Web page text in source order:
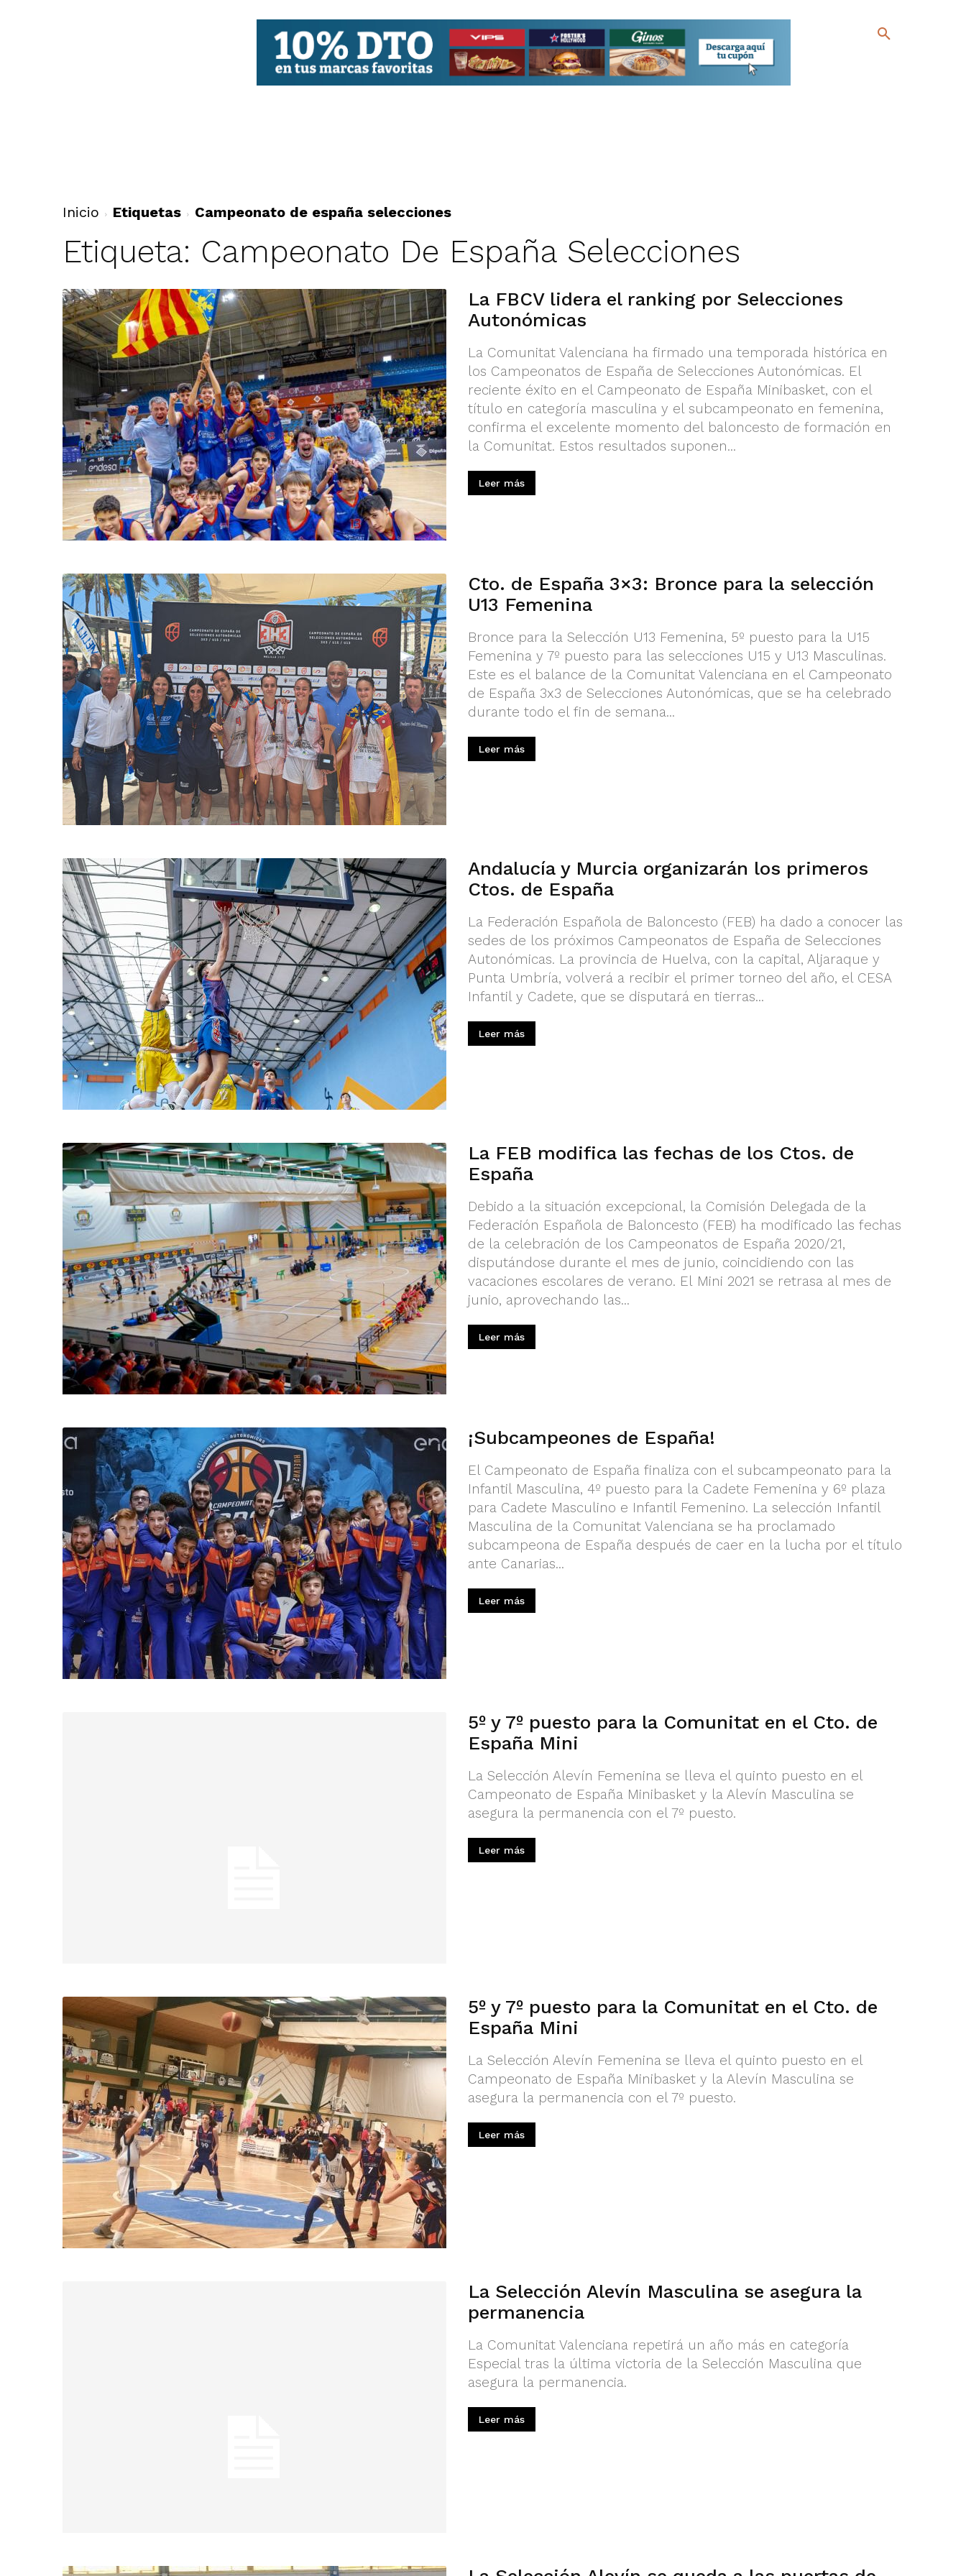
Inicio Etiquetas Campeonato de españa selecciones
Etiqueta: Campeonato De España Selecciones
La FBCV lidera el ranking por Selecciones
Autonómicas
La Comunitat Valenciana ha firmado una temporada histórica en
los Campeonatos de España de Selecciones Autonómicas. El
reciente éxito en el Campeonato de España Minibasket, con el
título en categoría masculina y el subcampeonato en femenina,
confirma el excelente momento del baloncesto de formación en
la Comunitat. Estos resultados suponen...
Leer más
Cto. de España 3×3: Bronce para la selección
U13 Femenina
Bronce para la Selección U13 Femenina, 5º puesto para la U15
Femenina y 7º puesto para las selecciones U15 y U13 Masculinas.
Este es el balance de la Comunitat Valenciana en el Campeonato
de España 3x3 de Selecciones Autonómicas, que se ha celebrado
durante todo el fin de semana...
Leer más
Andalucía y Murcia organizarán los primeros
Ctos. de España
La Federación Española de Baloncesto (FEB) ha dado a conocer las
sedes de los próximos Campeonatos de España de Selecciones
Autonómicas. La provincia de Huelva, con la capital, Aljaraque y
Punta Umbría, volverá a recibir el primer torneo del año, el CESA
Infantil y Cadete, que se disputará en tierras...
Leer más
La FEB modifica las fechas de los Ctos. de
España
Debido a la situación excepcional, la Comisión Delegada de la
Federación Española de Baloncesto (FEB) ha modificado las fechas
de la celebración de los Campeonatos de España 2020/21,
disputándose durante el mes de junio, coincidiendo con las
vacaciones escolares de verano. El Mini 2021 se retrasa al mes de
junio, aprovechando las...
Leer más
¡Subcampeones de España!
El Campeonato de España finaliza con el subcampeonato para la
Infantil Masculina, 4º puesto para la Cadete Femenina y 6º plaza
para Cadete Masculino e Infantil Femenino. La selección Infantil
Masculina de la Comunitat Valenciana se ha proclamado
subcampeona de España después de caer en la lucha por el título
ante Canarias...
Leer más
5º y 7º puesto para la Comunitat en el Cto. de
España Mini
La Selección Alevín Femenina se lleva el quinto puesto en el
Campeonato de España Minibasket y la Alevín Masculina se
asegura la permanencia con el 7º puesto.
Leer más
5º y 7º puesto para la Comunitat en el Cto. de
España Mini
La Selección Alevín Femenina se lleva el quinto puesto en el
Campeonato de España Minibasket y la Alevín Masculina se
asegura la permanencia con el 7º puesto.
Leer más
La Selección Alevín Masculina se asegura la
permanencia
La Comunitat Valenciana repetirá un año más en categoría
Especial tras la última victoria de la Selección Masculina que
asegura la permanencia.
Leer más